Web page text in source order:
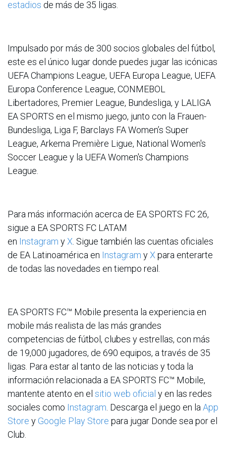
estadios de más de 35 ligas.
Impulsado por más de 300 socios globales del fútbol,
este es el único lugar donde puedes jugar las icónicas
UEFA Champions League, UEFA Europa League, UEFA
Europa Conference League, CONMEBOL
Libertadores, Premier League, Bundesliga, y LALIGA
EA SPORTS en el mismo juego, junto con la Frauen-
Bundesliga, Liga F, Barclays FA Women’s Super
League, Arkema Première Ligue, National Women's
Soccer League y la UEFA Women's Champions
League.
Para más información acerca de EA SPORTS FC 26,
sigue a EA SPORTS FC LATAM
en Instagram y X . Sigue también las cuentas oficiales
de EA Latinoamérica en Instagram y Xpara enterarte
de todas las novedades en tiempo real.
EA SPORTS FC™ Mobile presenta la experiencia en
mobile más realista de las más grandes
competencias de fútbol, clubes y estrellas, con más
de 19,000 jugadores, de 690 equipos, a través de 35
ligas. Para estar al tanto de las noticias y toda la
información relacionada a EA SPORTS FC™ Mobile,
mantente atento en el sitio web oficial y en las redes
sociales como Instagram . Descarga el juego en la App
Store y Google Play Store para jugar Donde sea por el
Club.